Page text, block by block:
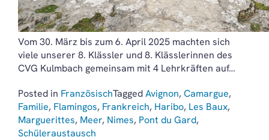
Vom 30. März bis zum 6. April 2025 machten sich
viele unserer 8. Klässler und 8. Klässlerinnen des
CVG Kulmbach gemeinsam mit 4 Lehrkräften auf…
Posted in FranzösischTaggedAvignon, Camargue,
Familie, Flamingos, Frankreich, Haribo, Les Baux,
Marguerittes, Meer, Nimes, Pont du Gard,
Schüleraustausch